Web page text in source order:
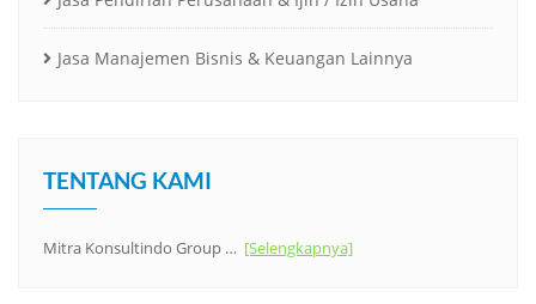
Jasa Manajemen Bisnis & Keuangan Lainnya
TENTANG KAMI
Mitra Konsultindo Group … [Selengkapnya]